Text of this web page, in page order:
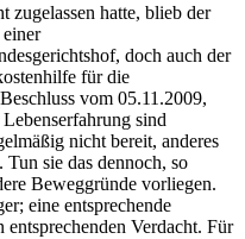
zugelassen hatte, blieb der
doch auch der
für die
vom 05.11.2009,
sind
nicht bereit, anderes
Tun sie das dennoch, so
Beweggründe vorliegen.
eine entsprechende
Verdacht. Für